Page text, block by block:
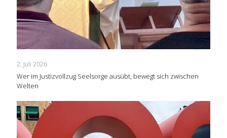
2. Juli 2026
Wer im Justizvollzug Seelsorge ausübt, bewegt sich zwischen
Welten